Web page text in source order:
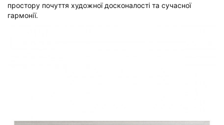
простору почуття художної досконалості та сучасної
гармонії.